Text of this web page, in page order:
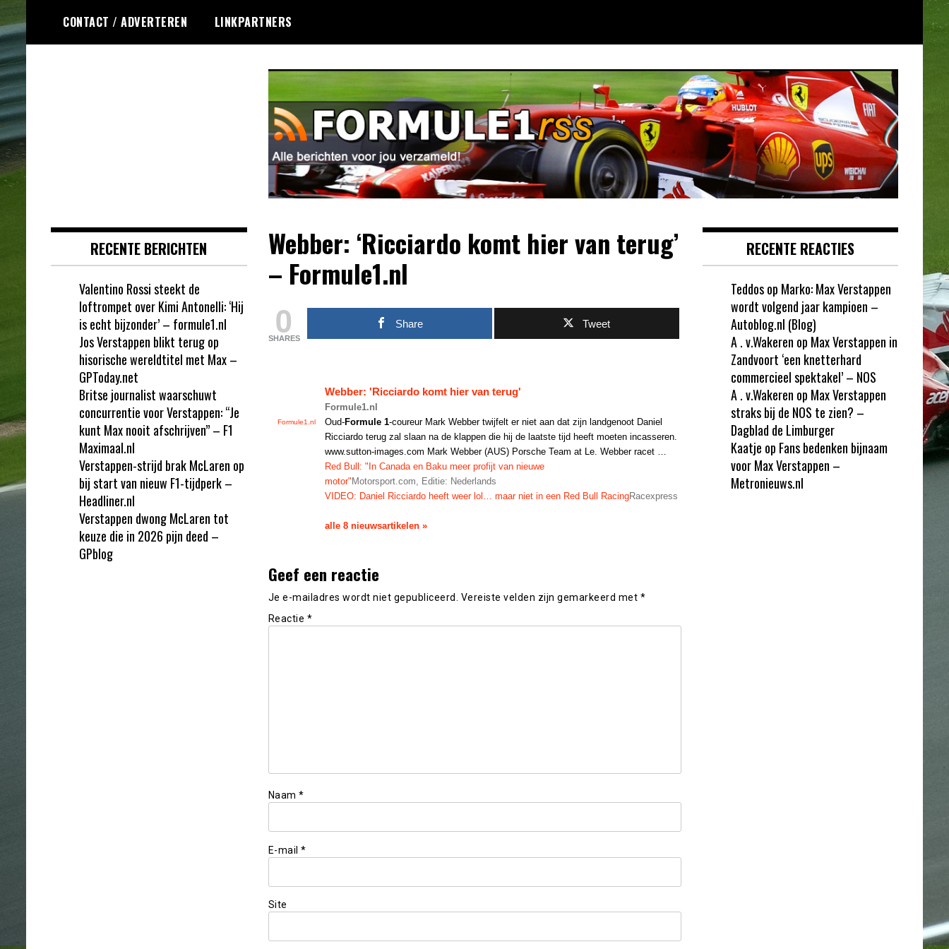
naar
de
inhoud
CONTACT / ADVERTEREN LINKPARTNERS
Webber: ‘Ricciardo komt hier van terug’
– Formule1.nl
0
SHARES
Share Tweet
Formule1.nl
Webber: 'Ricciardo komt hier van terug'
Formule1.nl
Oud-Formule 1-coureur Mark Webber twijfelt er niet aan dat zijn landgenoot Daniel
Ricciardo terug zal slaan na de klappen die hij de laatste tijd heeft moeten incasseren.
www.sutton-images.com Mark Webber (AUS) Porsche Team at Le. Webber racet …
Red Bull: "In Canada en Baku meer profijt van nieuwe
motor" Motorsport.com, Editie: Nederlands
VIDEO: Daniel Ricciardo heeft weer lol… maar niet in een Red Bull RacingRacexpress
alle 8 nieuwsartikelen »
Geef een reactie
Je e-mailadres wordt niet gepubliceerd. Vereiste velden zijn gemarkeerd met *
Reactie *
Naam *
E-mail *
Site
RECENTE BERICHTEN
Valentino Rossi steekt de
loftrompet over Kimi Antonelli: ‘Hij
is echt bijzonder’ – formule1.nl
Jos Verstappen blikt terug op
hisorische wereldtitel met Max –
GPToday.net
Britse journalist waarschuwt
concurrentie voor Verstappen: “Je
kunt Max nooit afschrijven” – F1
Maximaal.nl
Verstappen-strijd brak McLaren op
bij start van nieuw F1-tijdperk –
Headliner.nl
Verstappen dwong McLaren tot
keuze die in 2026 pijn deed –
GPblog
RECENTE REACTIES
Teddosop Marko: Max Verstappen
wordt volgend jaar kampioen –
Autoblog.nl (Blog)
A . v.Wakeren op Max Verstappen in
Zandvoort ‘een knetterhard
commercieel spektakel’ – NOS
A . v.Wakeren op Max Verstappen
straks bij de NOS te zien? –
Dagblad de Limburger
Kaatje op Fans bedenken bijnaam
voor Max Verstappen –
Metronieuws.nl